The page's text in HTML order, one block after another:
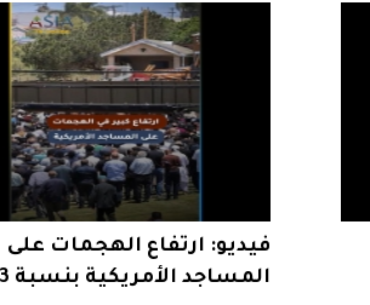
فيديو: ارتفاع الهجمات على